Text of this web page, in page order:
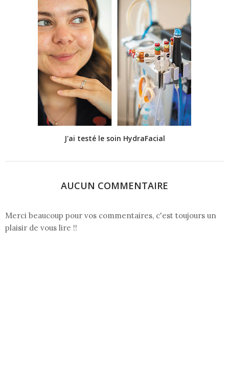
J'ai testé le soin HydraFacial
AUCUN COMMENTAIRE
Merci beaucoup pour vos commentaires, c'est toujours un
plaisir de vous lire !!